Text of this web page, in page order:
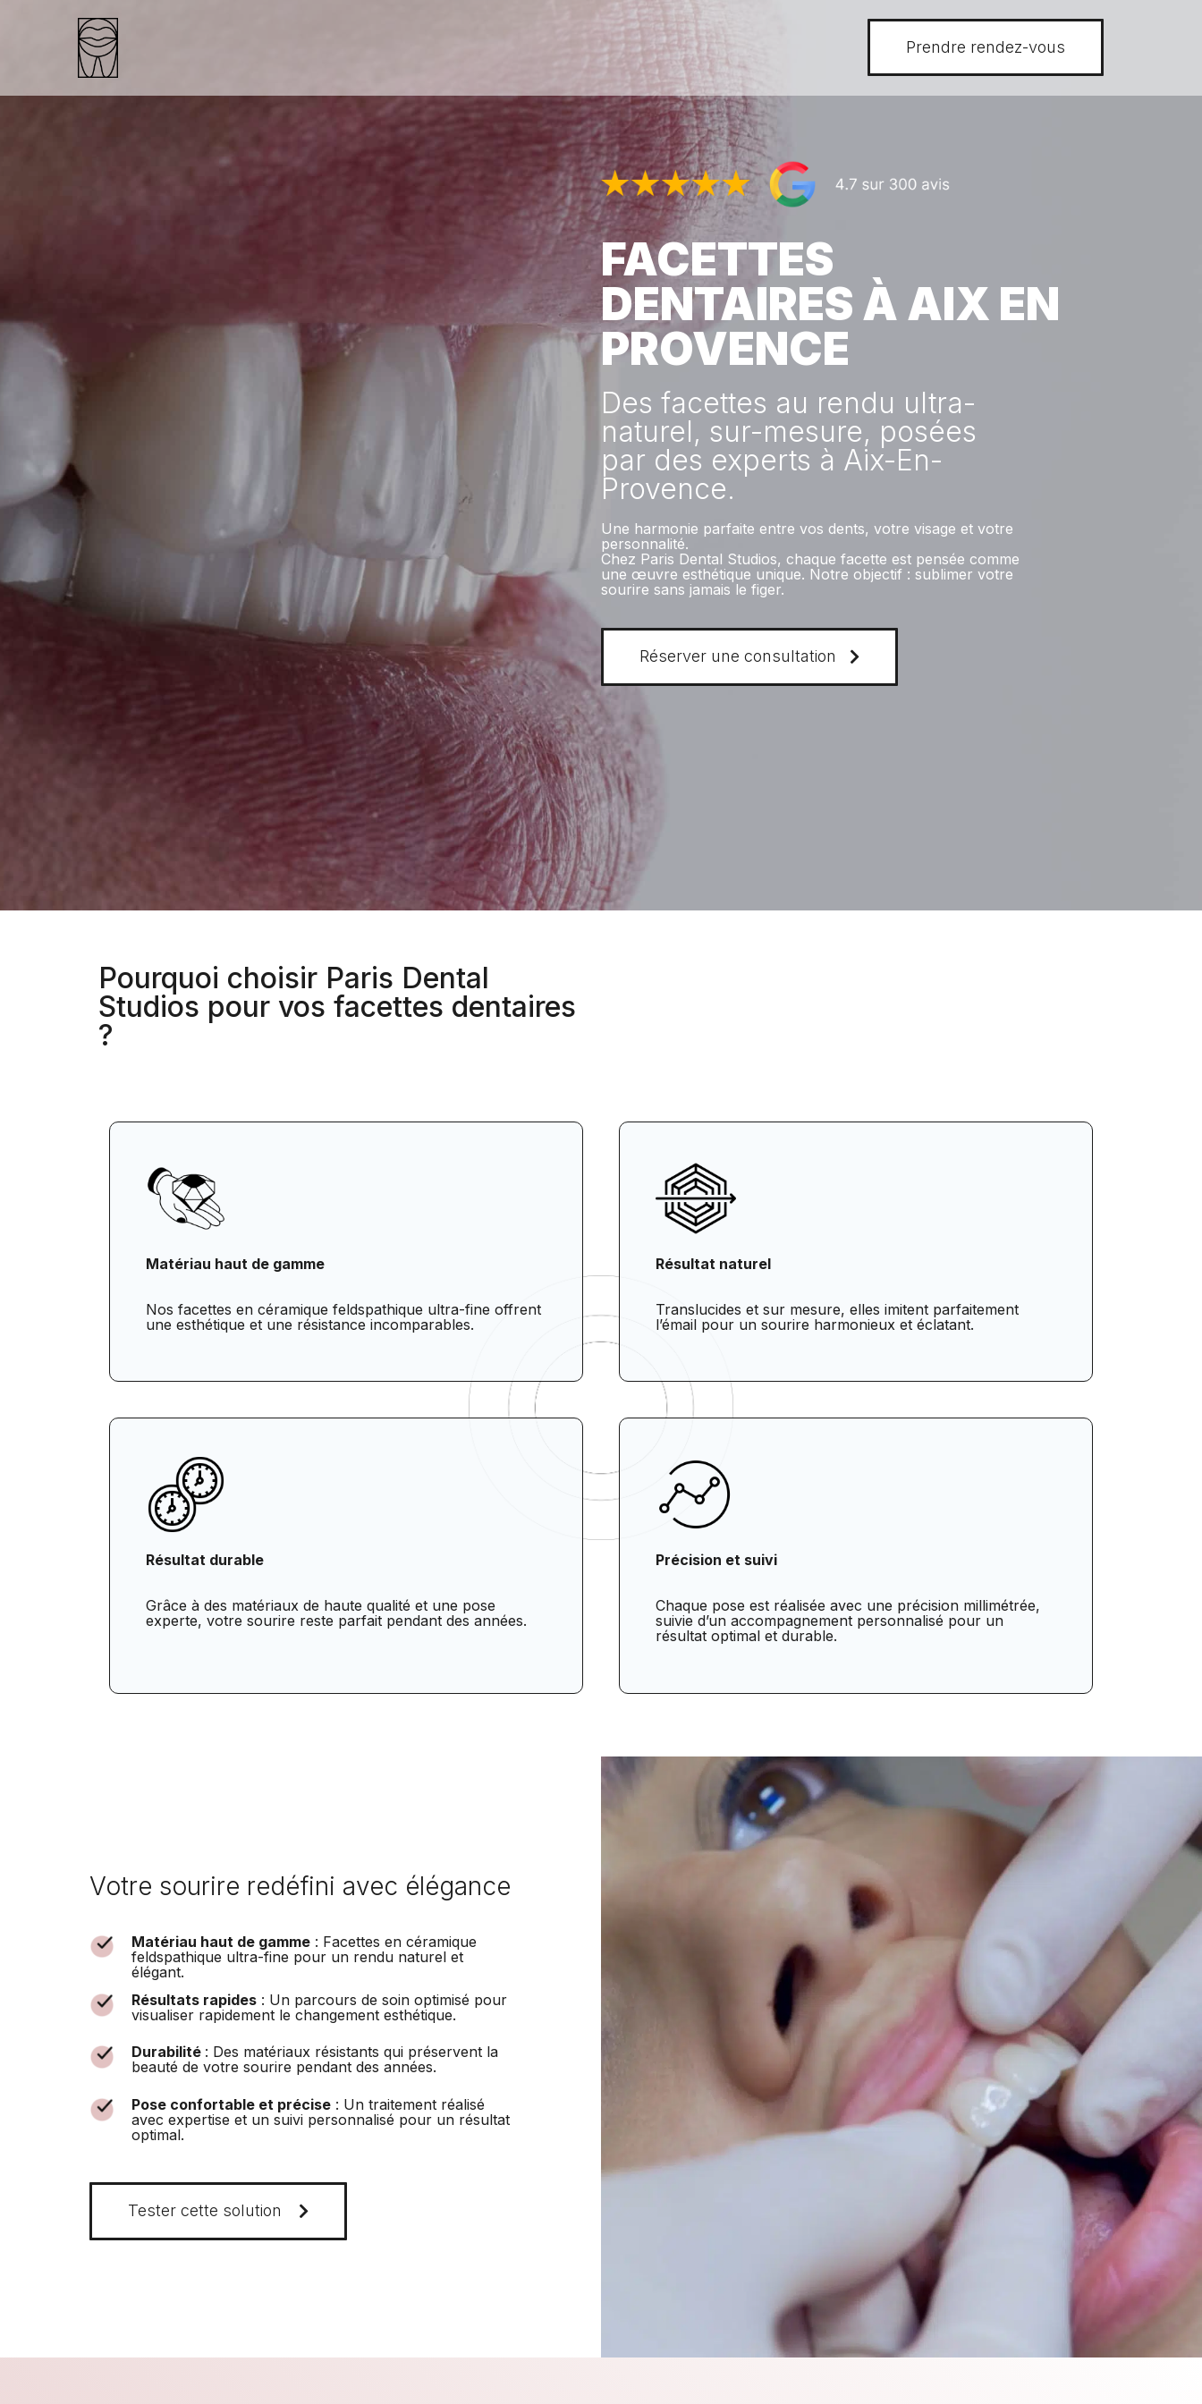
Prendre rendez-vous
FACETTES
DENTAIRES À AIX EN
PROVENCE
Des facettes au rendu ultra-
naturel, sur-mesure, posées
par des experts à Aix-En-
Provence.
Une harmonie parfaite entre vos dents, votre visage et votre
personnalité.
Chez Paris Dental Studios, chaque facette est pensée comme
une œuvre esthétique unique. Notre objectif : sublimer votre
sourire sans jamais le figer.
Réserver une consultation
Pourquoi choisir Paris Dental
Studios pour vos facettes dentaires
?
Matériau haut de gamme
Nos facettes en céramique feldspathique ultra-fine offrent
une esthétique et une résistance incomparables.
Résultat naturel
Translucides et sur mesure, elles imitent parfaitement
l’émail pour un sourire harmonieux et éclatant.
Résultat durable
Grâce à des matériaux de haute qualité et une pose
experte, votre sourire reste parfait pendant des années.
Précision et suivi
Chaque pose est réalisée avec une précision millimétrée,
suivie d’un accompagnement personnalisé pour un
résultat optimal et durable.
Votre sourire redéfini avec élégance
Matériau haut de gamme : Facettes en céramique
feldspathique ultra-fine pour un rendu naturel et
élégant.
Résultats rapides : Un parcours de soin optimisé pour
visualiser rapidement le changement esthétique.
Durabilité : Des matériaux résistants qui préservent la
beauté de votre sourire pendant des années.
Pose confortable et précise : Un traitement réalisé
avec expertise et un suivi personnalisé pour un résultat
optimal.
Tester cette solution